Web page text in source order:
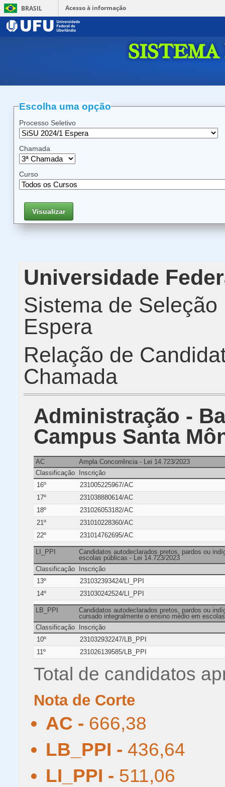
BRASIL Acesso à informação
Escolha uma opção
Processo Seletivo
Chamada
Curso
Visualizar
Universidade
Sistema de
Espera
Relação de
Chamada
Administração -
Campus Santa
AC
Ampla Concorrência - Lei 14.723/2023
Classificação
Inscrição
16º
231005225967/AC
17º
231038880614/AC
18º
231026053182/AC
21º
231010228360/AC
22º
231014762695/AC
LI_PPI
Candidatos autodeclarados pretos, pardos ou
escolas públicas - Lei 14.723/2023
Classificação
Inscrição
13º
231032393424/LI_PPI
14º
231030242524/LI_PPI
LB_PPI
Candidatos autodeclarados pretos, pardos ou
cursado integralmente o ensino médio em
Classificação
Inscrição
10º
231032932247/LB_PPI
11º
231026139585/LB_PPI
Total de candidatos
Nota de Corte
AC - 666,38
LB_PPI - 436,64
LI_PPI - 511,06